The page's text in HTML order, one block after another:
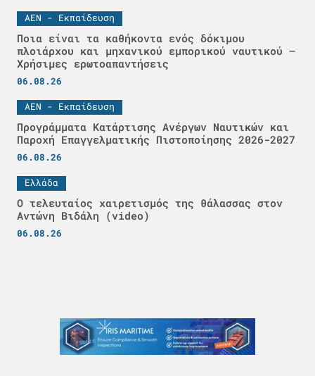
ΑΕΝ - Εκπαίδευση
Ποια είναι τα καθήκοντα ενός δόκιμου
πλοιάρχου και μηχανικού εμπορικού ναυτικού –
Χρήσιμες ερωτοαπαντήσεις
06.08.26
ΑΕΝ - Εκπαίδευση
Προγράμματα Κατάρτισης Ανέργων Ναυτικών και
Παροχή Επαγγελματικής Πιστοποίησης 2026-2027
06.08.26
Ελλάδα
Ο τελευταίος χαιρετισμός της θάλασσας στον
Αντώνη Βιδάλη (video)
06.08.26